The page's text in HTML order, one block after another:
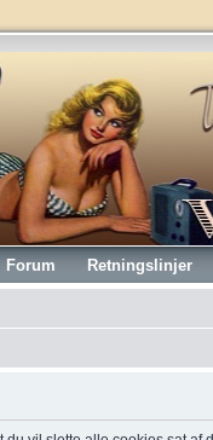
Forum Retningslinjer